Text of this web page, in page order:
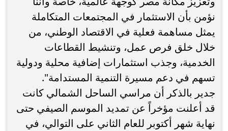
نؤمن بأن الاستثمار في المجتمعات المتكاملة
يمثل مساهمة فعلية في الاقتصاد الوطني، من
خلال خلق فرص عمل، وتنشيط القطاعات
الخدمية، وجذب استثمارات إضافية محلية ودولية
تسهم في دعم مسيرة التنمية المستدامة".
جدير بالذكر أن مراسي الساحل الشمالي كانت
قد أعلنت مؤخراً عن تمديد الموسم الصيفي حتى
نهاية شهر أكتوبر للعام الثاني على التوالي، في